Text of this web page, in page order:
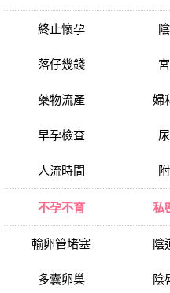
終止懷孕
落仔幾錢
藥物流產
早孕檢查
人流時間
婦
不孕不育
輸卵管堵塞
多囊卵巢
私
陰
陰